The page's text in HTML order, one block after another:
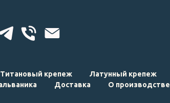
Титановый крепеж
Латунный крепеж
Доставка О производстве